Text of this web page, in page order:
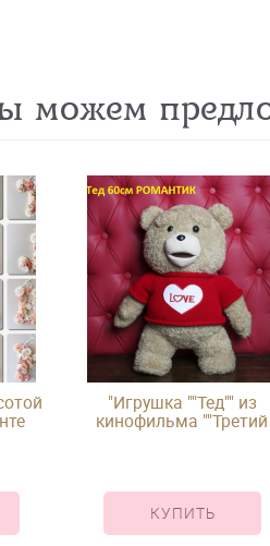
можем
"Игрушка ""Тед"" из
кинофильма ""Третий
КУПИТЬ